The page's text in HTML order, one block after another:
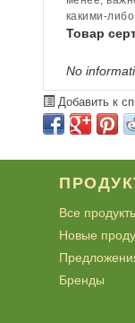
какими-
Товар
No
Добавить к
Все
Новые
Бренды